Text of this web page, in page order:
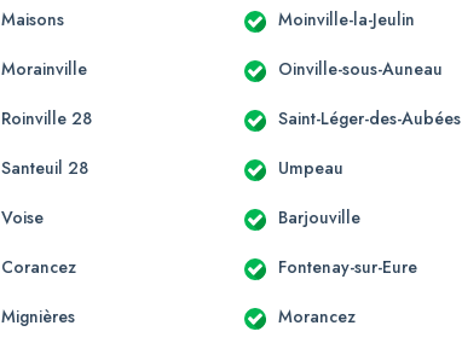
Maisons Moinville-la-Jeulin
Morainville Oinville-sous-Auneau
Roinville 28 Saint-Léger-des-Aubées
Santeuil 28 Umpeau
Voise Barjouville
Corancez Fontenay-sur-Eure
Mignières Morancez